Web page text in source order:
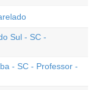
Sul - SC -
- SC - Professor -